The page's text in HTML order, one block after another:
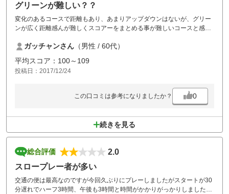
グリーンが難しい？？
変化のあるコースで距離もあり、あまりアップダウンはないが、グリー
ンが広く距離感んが難しくスコアーをまとめる事が難しいコースと感じ
ガッチャンさん （男性 / 60代）
平均スコア：100～109
投稿日：2017/12/24
この口コミは参考になりましたか？ 0
続きを見る
総合評価
2.0
スロープレー者が多い
交通の便は最高なのですが今回久ぶりにプレーしましたがスタートが30
分遅れでハーフ3時間、午後も3時間と時間がかかりがっかりしました。